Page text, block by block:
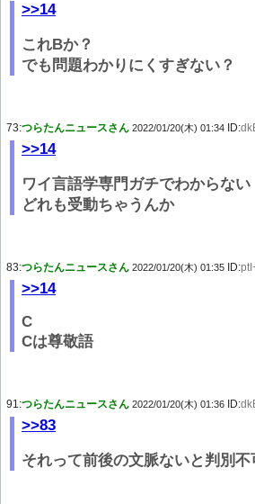
>>14
これBか？
でも問題わかりにくすぎない？
73:つらたんニュースさん 2022/01/20(木) 01:34 ID:
>>14
ワイ言語学専門ガチでわからない
どれも受動ちゃうんか
83:つらたんニュースさん 2022/01/20(木) 01:35 ID:
>>14
C
Cは尊敬語
91:つらたんニュースさん 2022/01/20(木) 01:36 ID:
>>83
それって前後の文脈ないと判別不